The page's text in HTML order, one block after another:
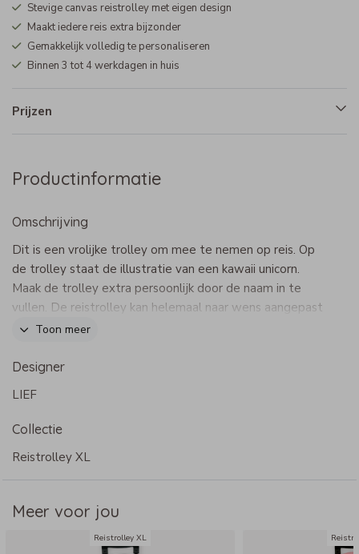
Stevige canvas reistrolley met eigen design
Maakt iedere reis extra bijzonder
Gemakkelijk volledig te personaliseren
Binnen 3 tot 4 werkdagen in huis
Prijzen
Productinformatie
Omschrijving
Dit is een vrolijke trolley om mee te nemen op reis. Op
de trolley staat de illustratie van een kawaii unicorn.
Maak de trolley extra persoonlijk door de naam in te
vullen. De reistrolley kan helemaal naar wens aangepast
worden in onze online opmaaktool.
- Merk: Bulbby
- Afmetingen: 65 x 42 x 24 cm
- Binnenvak met rits, buitenvakje met rits
- Extra bescherming aan de onderzijde en achterzijde
Toon meer
Designer
LIEF
Collectie
Reistrolley XL
Meer voor jou
Reistrolley XL